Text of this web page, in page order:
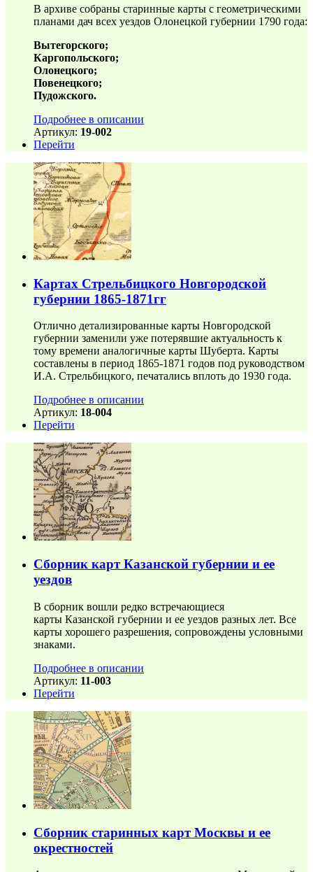
В архиве собраны старинные карты с геометрическими
планами дач всех уездов Олонецкой губернии 1790 года:
Вытегорского;
Каргопольского;
Олонецкого;
Повенецкого;
Пудожского.
Подробнее в описании
Артикул: 19-002
Перейти
Картах Стрельбицкого Новгородской
губернии 1865-1871гг
Отлично детализированные карты Новгородской
губернии заменили уже потерявшие актуальность к
тому времени аналогичные карты Шуберта. Карты
составлены в период 1865-1871 годов под руководством
И.А. Стрельбицкого, печатались вплоть до 1930 года.
Подробнее в описании
Артикул: 18-004
Перейти
Сборник карт Казанской губернии и ее
уездов
В сборник вошли редко встречающиеся
карты Казанской губернии и ее уездов разных лет. Все
карты хорошего разрешения, сопровождены условными
знаками.
Подробнее в описании
Артикул: 11-003
Перейти
Сборник старинных карт Москвы и ее
окрестностей